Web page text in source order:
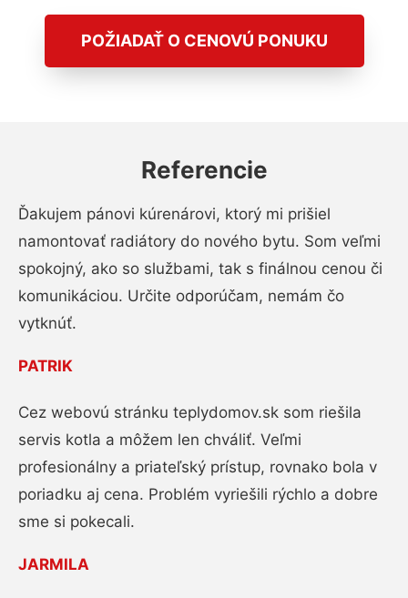
POŽIADAŤ O CENOVÚ PONUKU
Referencie
Ďakujem pánovi kúrenárovi, ktorý mi prišiel
namontovať radiátory do nového bytu. Som veľmi
spokojný, ako so službami, tak s finálnou cenou či
komunikáciou. Určite odporúčam, nemám čo
vytknúť.
PATRIK
Cez webovú stránku teplydomov.sk som riešila
servis kotla a môžem len chváliť. Veľmi
profesionálny a priateľský prístup, rovnako bola v
poriadku aj cena. Problém vyriešili rýchlo a dobre
sme si pokecali.
JARMILA